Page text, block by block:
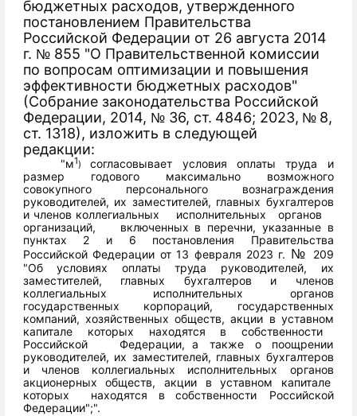
бюджетных расходов, утвержденного
постановлением Правительства
Российской Федерации от 26 августа 2014
г. № 855 "О Правительственной комиссии
по вопросам оптимизации и повышения
эффективности бюджетных расходов"
(Собрание законодательства Российской
Федерации, 2014, № 36, ст. 4846; 2023, № 8,
ст. 1318), изложить в следующей
редакции:
"м1) согласовывает условия оплаты труда
и
размер
годового максимально
возможного
совокупного
персонального
вознаграждения
руководителей, их заместителей, главных бухгалтеров
и членов коллегиальных исполнительных
органов
организаций,
включенных в перечни, указанные в
пунктах
2 и 6 постановления
Правительства
Российской Федерации от 13 февраля 2023 г. №
209
"Об условиях оплаты
труда руководителей,
их
заместителей,
главных бухгалтеров и
членов
коллегиальных
исполнительных
органов
государственных
корпораций,
государственных
компаний, хозяйственных обществ, акции в уставном
капитале
которых находятся в
собственности
Российской
Федерации, а также о
поощрении
руководителей, их заместителей, главных бухгалтеров
и
членов коллегиальных исполнительных
органов
акционерных
обществ, акции в уставном
капитале
которых
находятся в собственности
Российской
Федерации";".